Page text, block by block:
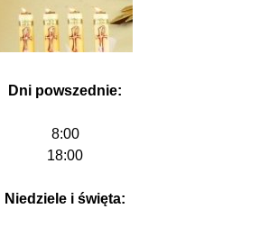
Dni powszednie:
8:00
18:00
Niedziele i święta: